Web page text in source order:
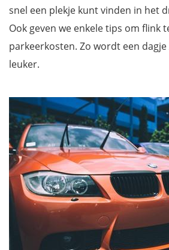
snel een plekje kunt vinden in het
Ook geven we enkele tips om flink
parkeerkosten. Zo wordt een
leuker.